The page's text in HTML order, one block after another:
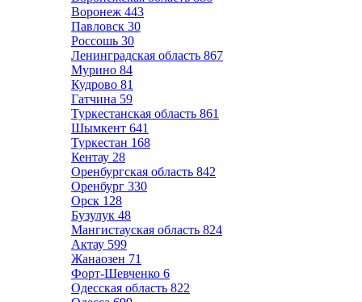
Воронеж 443
Павловск 30
Россошь 30
Ленинградская область 867
Мурино 84
Кудрово 81
Гатчина 59
Туркестанская область 861
Шымкент 641
Туркестан 168
Кентау 28
Оренбургская область 842
Оренбург 330
Орск 128
Бузулук 48
Мангистауская область 824
Актау 599
Жанаозен 71
Форт-Шевченко 6
Одесская область 822